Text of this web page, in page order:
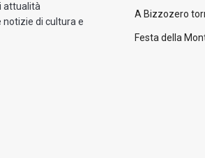
attualità
di cultura e
A Bizzozero
Festa della